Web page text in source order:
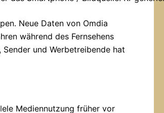
Neue Daten von Omdia
während des Fernsehens
und Werbetreibende hat
Mediennutzung früher vor